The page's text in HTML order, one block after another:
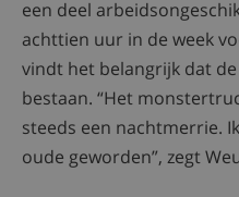
een deel
achttien uur in de week
vindt het belangrijk dat
bestaan. “Het
steeds een nachtmerrie.
oude geworden”, zegt